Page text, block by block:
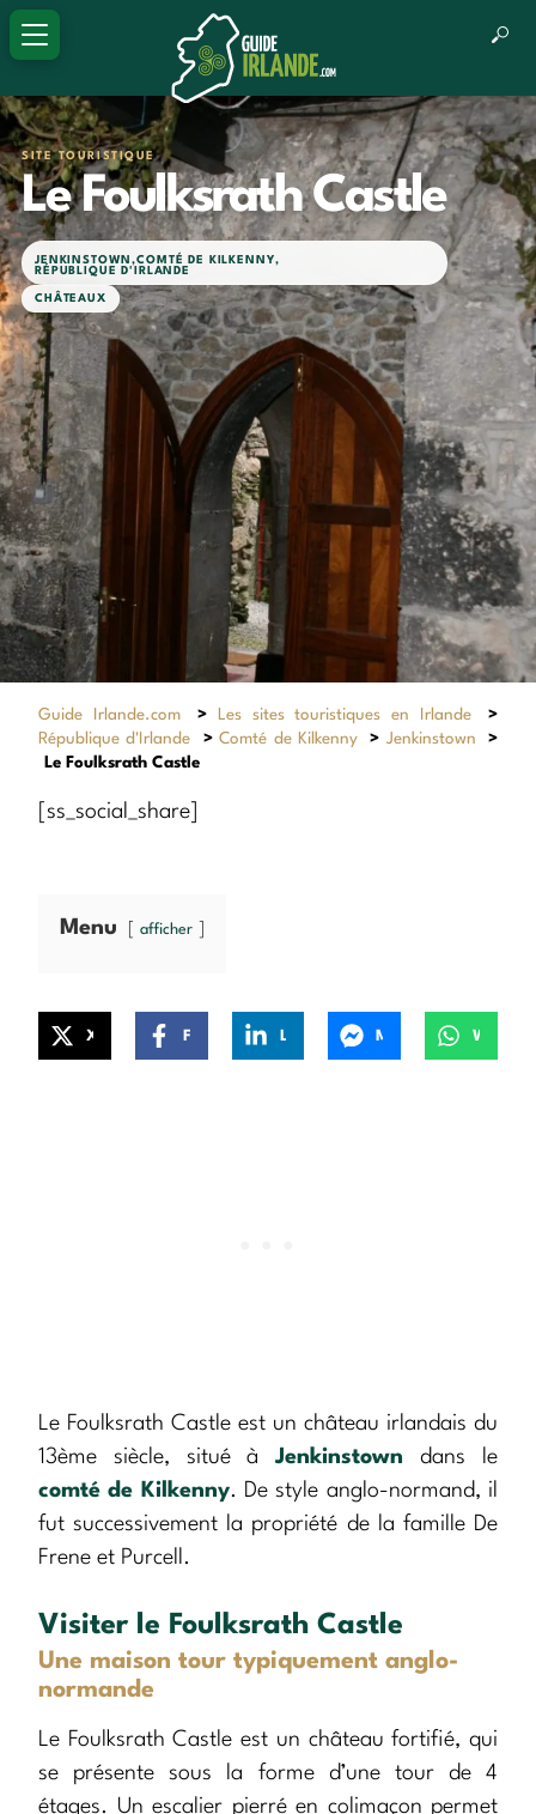
SITE TOURISTIQUE
Le Foulksrath Castle
JENKINSTOWN,COMTÉ DE KILKENNY,
RÉPUBLIQUE D'IRLANDE
CHÂTEAUX
Guide Irlande.com > Les sites touristiques en Irlande
>
République d'Irlande
>Comté de Kilkenny > Jenkinstown
>
Le Foulksrath Castle
[ss_social_share]
Menu afficher
Le Foulksrath Castle est un château irlandais du
13ème siècle, situé àJenkinstown dans le
comté de Kilkenny. De style anglo-normand, il
fut successivement la propriété de la famille De
Frene et Purcell.
Visiter le Foulksrath Castle
Une maison tour typiquement anglo-
normande
Le Foulksrath Castle est un château fortifié, qui
se présente sous la forme d’une tour de 4
étages. Un escalier pierré en colimaçon permet